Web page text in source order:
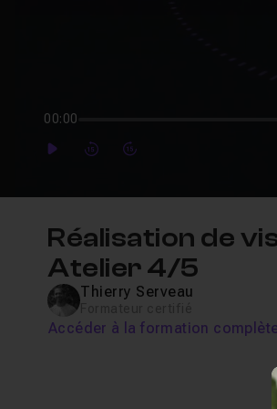
00:00
PlayForwardForward
Réalisation de
Atelier 4/5
Thierry Serveau
Accéder à la formation